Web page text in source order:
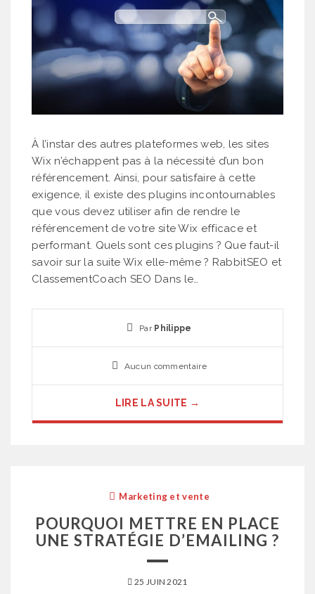
À l’instar des autres plateformes web, les sites
Wix n’échappent pas à la nécessité d’un bon
référencement. Ainsi, pour satisfaire à cette
exigence, il existe des plugins incontournables
que vous devez utiliser afin de rendre le
référencement de votre site Wix efficace et
performant. Quels sont ces plugins ? Que faut-il
savoir sur la suite Wix elle-même ? RabbitSEO et
ClassementCoach SEO Dans le…
Par Philippe
Aucun commentaire
LIRE LA SUITE →
Marketing et vente
POURQUOI METTRE EN PLACE
UNE STRATÉGIE D’EMAILING ?
25 JUIN 2021